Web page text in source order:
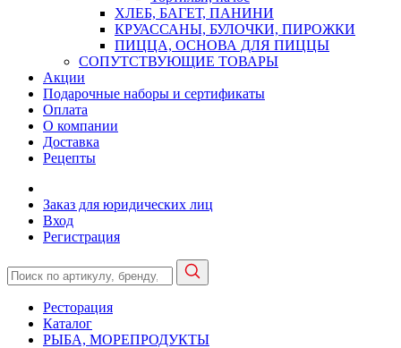
ХЛЕБ, БАГЕТ, ПАНИНИ
КРУАССАНЫ, БУЛОЧКИ, ПИРОЖКИ
ПИЦЦА, ОСНОВА ДЛЯ ПИЦЦЫ
СОПУТСТВУЮЩИЕ ТОВАРЫ
Акции
Подарочные наборы и сертификаты
Оплата
О компании
Доставка
Рецепты
Заказ для юридических лиц
Вход
Регистрация
Ресторация
Каталог
РЫБА, МОРЕПРОДУКТЫ